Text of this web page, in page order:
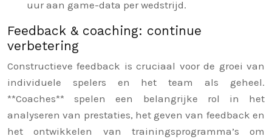
uur aan game-data per wedstrijd.
Feedback & coaching: continue
verbetering
Constructieve feedback is cruciaal voor de groei van
individuele spelers en het team als geheel.
**Coaches** spelen een belangrijke rol in het
analyseren van prestaties, het geven van feedback en
het ontwikkelen van trainingsprogramma’s om